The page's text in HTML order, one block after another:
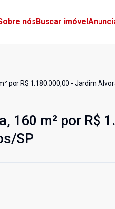
nósBuscar imóvel
por R$ 1.180.000,00 - Jardim
160 m² por R$
SP